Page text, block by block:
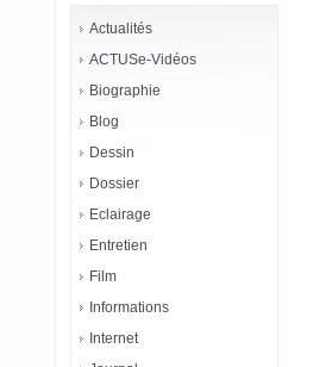
Actualités
ACTUSe-Vidéos
Biographie
Blog
Dessin
Dossier
Eclairage
Entretien
Film
Informations
Internet